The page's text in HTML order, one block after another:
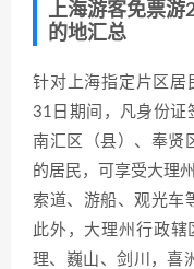
上海游客免票游
的地汇总
针对上海指定片区
31日期间，凡身份证
南汇区（县）、奉贤
的居民，可享受大理
索道、游船、观光车
此外，大理州行政
理、巍山、剑川，喜